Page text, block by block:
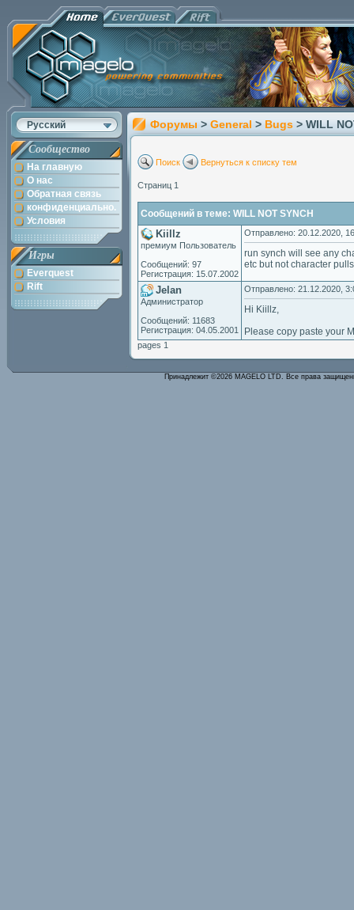
Русский
Сообщество
На главную
О нас
Обратная связь
конфиденциально.
Условия
Игры
Everquest
Rift
Форумы > General > Bugs > WILL
Поиск Вернуться к списку тем
Страниц 1
Сообщений в теме: WILL NOT SYNCH
Kiillz
премиум Пользователь
Сообщений: 97
Регистрация: 15.07.2002
Отправлено: 20.12.2020,
run synch will see any
etc but not character
Jelan
Администратор
Сообщений: 11683
Регистрация: 04.05.2001
Отправлено: 21.12.2020,
Hi Kiillz,
Please copy paste your
pages 1
Принадлежит ©2026 MAGELO LTD. Все права